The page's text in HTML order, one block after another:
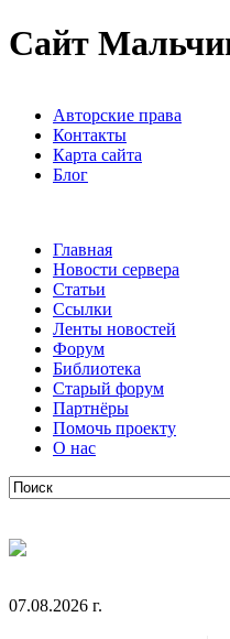
Сайт
Авторские права
Контакты
Карта сайта
Блог
Главная
Новости сервера
Статьи
Ссылки
Ленты новостей
Форум
Библиотека
Старый форум
Партнёры
Помочь проекту
О нас
07.08.2026 г.